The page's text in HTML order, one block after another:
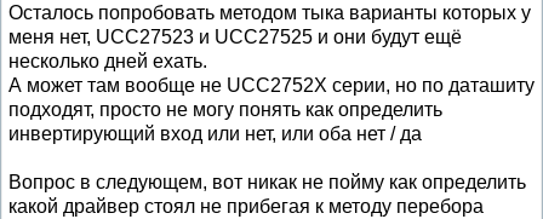
Осталось попробовать методом тыка варианты которых у
меня нет, UCC27523 и UCC27525 и они будут ещё
несколько дней ехать.
А может там вообще не UCC2752X серии, но по даташиту
подходят, просто не могу понять как определить
инвертирующий вход или нет, или оба нет / да
Вопрос в следующем, вот никак не пойму как определить
какой драйвер стоял не прибегая к методу перебора